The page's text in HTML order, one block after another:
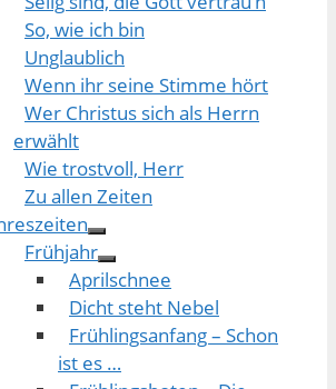
So, wie ich bin
Unglaublich
Wenn ihr seine Stimme hört
Wer Christus sich als Herrn
erwählt
Wie trostvoll, Herr
Zu allen Zeiten
Frühjahr
Aprilschnee
Dicht steht Nebel
Frühlingsanfang – Schon
ist es …